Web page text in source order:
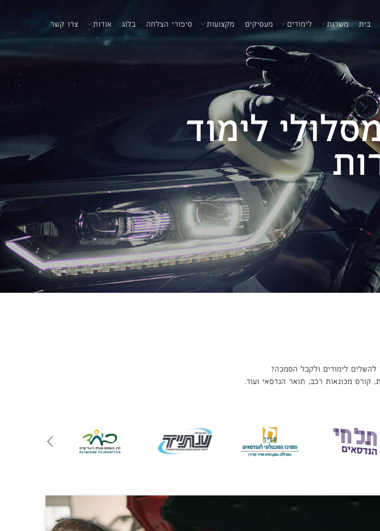
בית משרות לימודים מעסיקים מקצועות סיפורי הצלחה בלוג אודות צרו קשר
לימוד
לימודים ולקבל הסמכה?
קורס מכונאות רכב, תואר הנדסאי ועוד.